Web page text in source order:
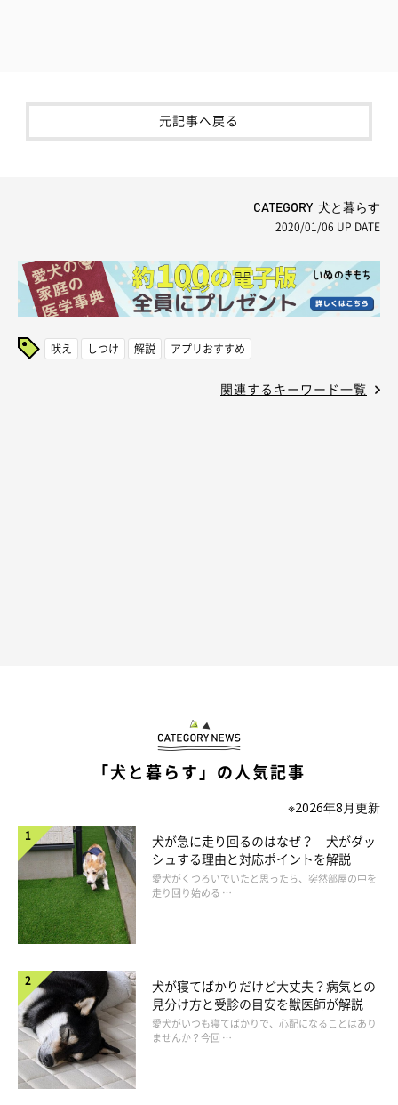
元記事へ戻る
CATEGORY 犬と暮らす
2020/01/06 UP DATE
吠え しつけ 解説 アプリおすすめ
関連するキーワード一覧
「犬と暮らす」の人気記事
※2026年8月更新
犬が急に走り回るのはなぜ？ 犬がダッ
シュする理由と対応ポイントを解説
愛犬がくつろいでいたと思ったら、突然部屋の中を
走り回り始める …
犬が寝てばかりだけど大丈夫？病気との
見分け方と受診の目安を獣医師が解説
愛犬がいつも寝てばかりで、心配になることはあり
ませんか？今回 …